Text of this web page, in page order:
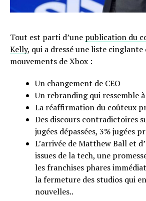
Tout est parti d’une publication du
Kelly, qui a dressé une liste cinglante
mouvements de Xbox :
Un changement de CEO
Un rebranding qui ressemble
La réaffirmation du coûteux
Des discours contradictoires
jugées dépassées, 3% jugées
L’arrivée de Matthew Ball et
issues de la tech, une
les franchises phares
la fermeture des studios qui
nouvelles..